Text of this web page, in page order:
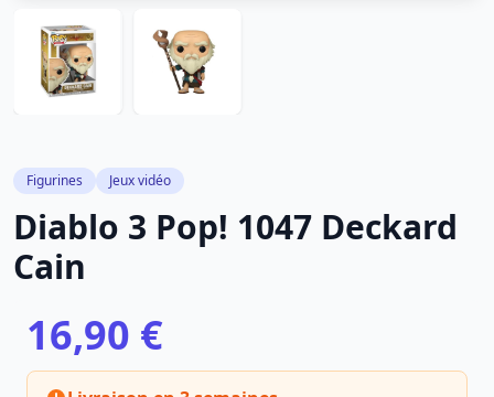
Figurines Jeux vidéo
Diablo 3 Pop! 1047 Deckard
Cain
16,90 €